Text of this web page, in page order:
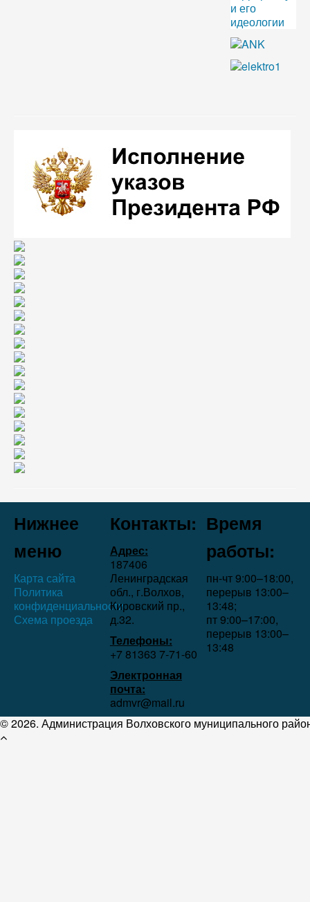
Нижнее
меню
Карта сайта
Политика
конфиденциальности
Схема проезда
Контакты:
Адрес:
187406
Ленинградская
обл., г.Волхов,
Кировский пр.,
д.32.
Телефоны:
+7 81363 7‑71-60
Электронная
почта:
admvr@mail.ru
Время
работы:
пн-чт 9:00–18:00,
перерыв 13:00–
13:48;
пт 9:00–17:00,
перерыв 13:00–
13:48
© 2026. Администрация Волховского муниципального